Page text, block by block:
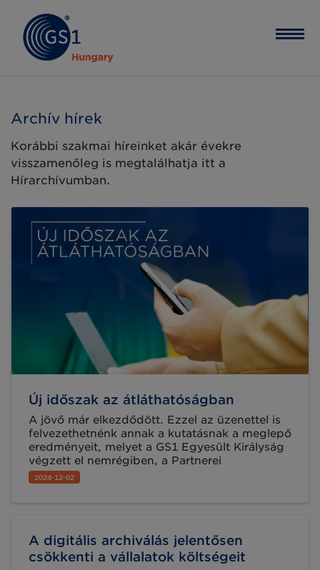
Archív hírek
Korábbi szakmai híreinket akár évekre
visszamenőleg is megtalálhatja itt a
Hírarchívumban.
Új időszak az átláthatóságban
A jövő már elkezdődött. Ezzel az üzenettel is
felvezethetnénk annak a kutatásnak a meglepő
eredményeit, melyet a GS1 Egyesült Királyság
végzett el nemrégiben, a Partnerei
körében. Hogyan változik át a vásárlói döntési
folyamat, és hogyan szerezhetünk piaci
2024-12-02
A digitális archiválás jelentősen
csökkenti a vállalatok költségeit